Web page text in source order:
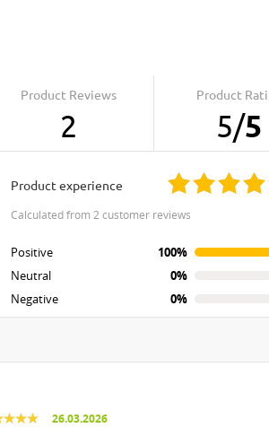
Product Reviews
2
Product
5/5
product experience
calculated from 2 customer reviews
Positive
100%
Neutral
0%
Negative
0%
26.03.2026